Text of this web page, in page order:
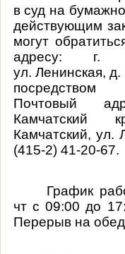
в суд на
действующим
могут
адресу: г.
ул. Ленинская,
посредством
Почтовый
Камчатский
Камчатский, ул.
(415-2) 41-20-67.
График
чт с 09:00 до
Перерыв на